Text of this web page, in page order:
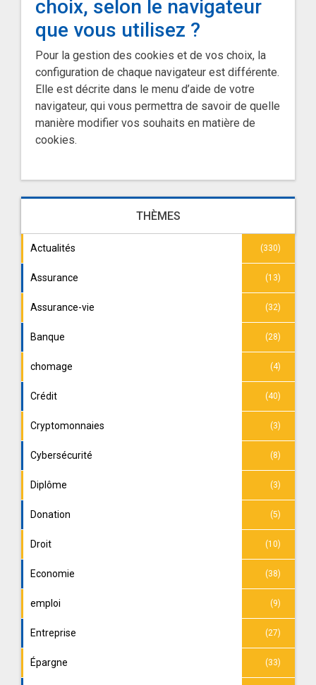
choix, selon le navigateur
que vous utilisez ?
Pour la gestion des cookies et de vos choix, la
configuration de chaque navigateur est différente.
Elle est décrite dans le menu d’aide de votre
navigateur, qui vous permettra de savoir de quelle
manière modifier vos souhaits en matière de
cookies.
THÈMES
Actualités (330)
Assurance (13)
Assurance-vie (32)
Banque (28)
chomage (4)
Crédit (40)
Cryptomonnaies (3)
Cybersécurité (8)
Diplôme (3)
Donation (5)
Droit (10)
Economie (38)
emploi (9)
Entreprise (27)
Épargne (33)